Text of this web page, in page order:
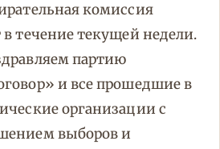
комиссия
течение текущей недели.
партию
и все прошедшие в
организации с
выборов и